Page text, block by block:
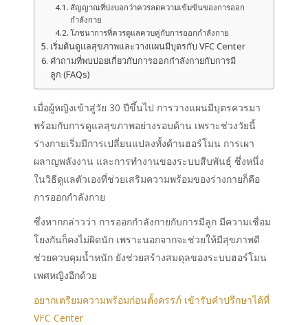
สัญญาณที่บ่งบอกว่าควรลดความเข้มข้นของการออก
กำลังกาย
โภชนาการที่ควรดูแลควบคู่กับการออกกำลังกาย
เริ่มต้นดูแลสุขภาพและวางแผนมีบุตรกับ VFC Center
คำถามที่พบบ่อยเกี่ยวกับการออกกำลังกายกับการมี
ลูก (FAQs)
เมื่อผู้หญิงเข้าสู่วัย 30 ปีขึ้นไป การวางแผนมีบุตรควรมา
พร้อมกับการดูแลสุขภาพอย่างรอบด้าน เพราะช่วงวัยนี้
ร่างกายเริ่มมีการเปลี่ยนแปลงทั้งด้านฮอร์โมน การเผา
ผลาญพลังงาน และการทำงานของระบบสืบพันธุ์ ซึ่งหนึ่ง
ในวิธีดูแลตัวเองที่ช่วยเสริมความพร้อมของร่างกายก็คือ
การออกกำลังกาย
ซึ่งหากกล่าวว่า การออกกำลังกายกับการมีลูก มีความเชื่อม
โยงกันก็คงไม่ผิดนัก เพราะนอกจากจะช่วยให้มีสุขภาพดี
ช่วยควบคุมน้ำหนัก ยังช่วยสร้างสมดุลของระบบฮอร์โมน
เพศหญิงอีกด้วย
อยากเตรียมความพร้อมก่อนตั้งครรภ์ เข้ารับคำปรึกษาได้ที่
VFC Center